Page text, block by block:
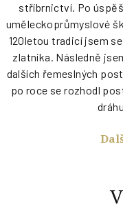
stříbrnictví. Po
uměleckoprůmyslové
120letou tradicí jsem
zlatníka. Následně
dalších řemeslných
po roce se rozhodl